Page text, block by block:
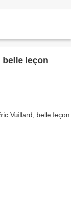
belle leçon